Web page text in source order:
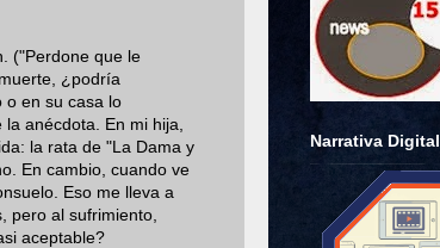
("Perdone que le
¿podría
o en su casa lo
anécdota. En mi hija,
la rata de "La Dama y
En cambio, cuando ve
Eso me lleva a
pero al sufrimiento,
aceptable?
Narrativa Digital